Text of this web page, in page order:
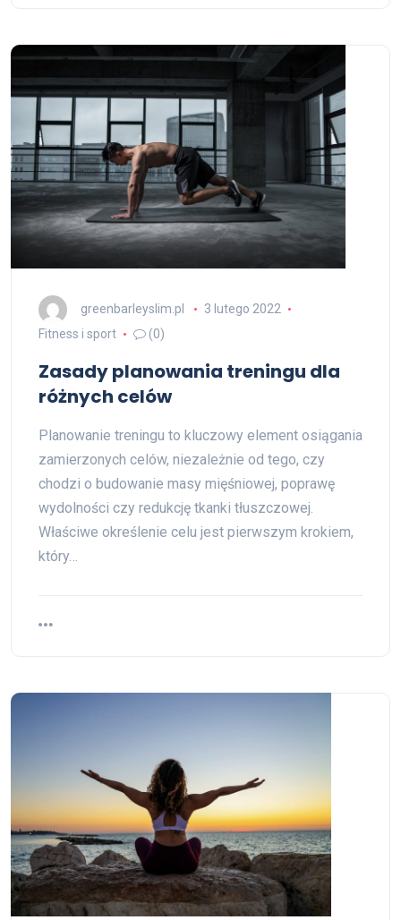
greenbarleyslim.pl
3 lutego 2022
Fitness i sport
(0)
Zasady planowania treningu dla
różnych celów
Planowanie treningu to kluczowy element osiągania
zamierzonych celów, niezależnie od tego, czy
chodzi o budowanie masy mięśniowej, poprawę
wydolności czy redukcję tkanki tłuszczowej.
Właściwe określenie celu jest pierwszym krokiem,
który…